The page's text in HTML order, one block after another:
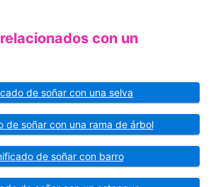
con un
de soñar con una selva
de soñar con una rama de árbol
de soñar con barro